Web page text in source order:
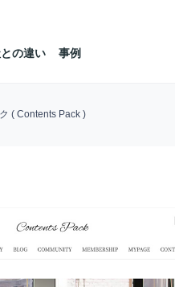
の違い 事例
( Contents Pack )